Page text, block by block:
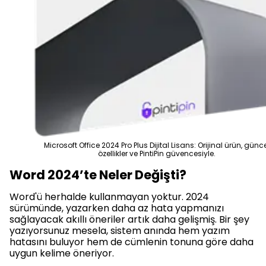
Microsoft Office 2024 Pro Plus Dijital Lisans: Orijinal ürün,
özellikler ve PintiPin güvencesiyle.
Word 2024’te Neler Değişti?
Word'ü herhalde kullanmayan yoktur. 2024
sürümünde, yazarken daha az hata yapmanızı
sağlayacak akıllı öneriler artık daha gelişmiş. Bir şey
yazıyorsunuz mesela, sistem anında hem yazım
hatasını buluyor hem de cümlenin tonuna göre daha
uygun kelime öneriyor.